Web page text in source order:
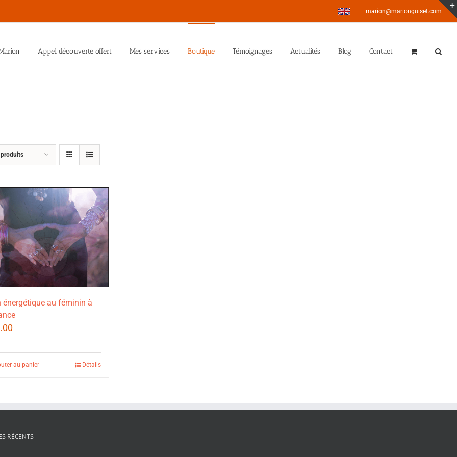
marion@marionguiset.com
Appel découverte offert Mes services Boutique Témoignages Actualités Blog Contact
énergétique au féminin à
au panier Détails
RÉCENTS